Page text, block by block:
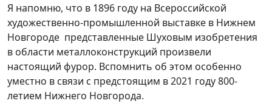
Я напомню, что в 1896 году на Всероссийской
художественно-промышленной выставке в Нижнем
Новгороде представленные Шуховым изобретения
в области металлоконструкций произвели
настоящий фурор. Вспомнить об этом особенно
уместно в связи с предстоящим в 2021 году 800-
летием Нижнего Новгорода.